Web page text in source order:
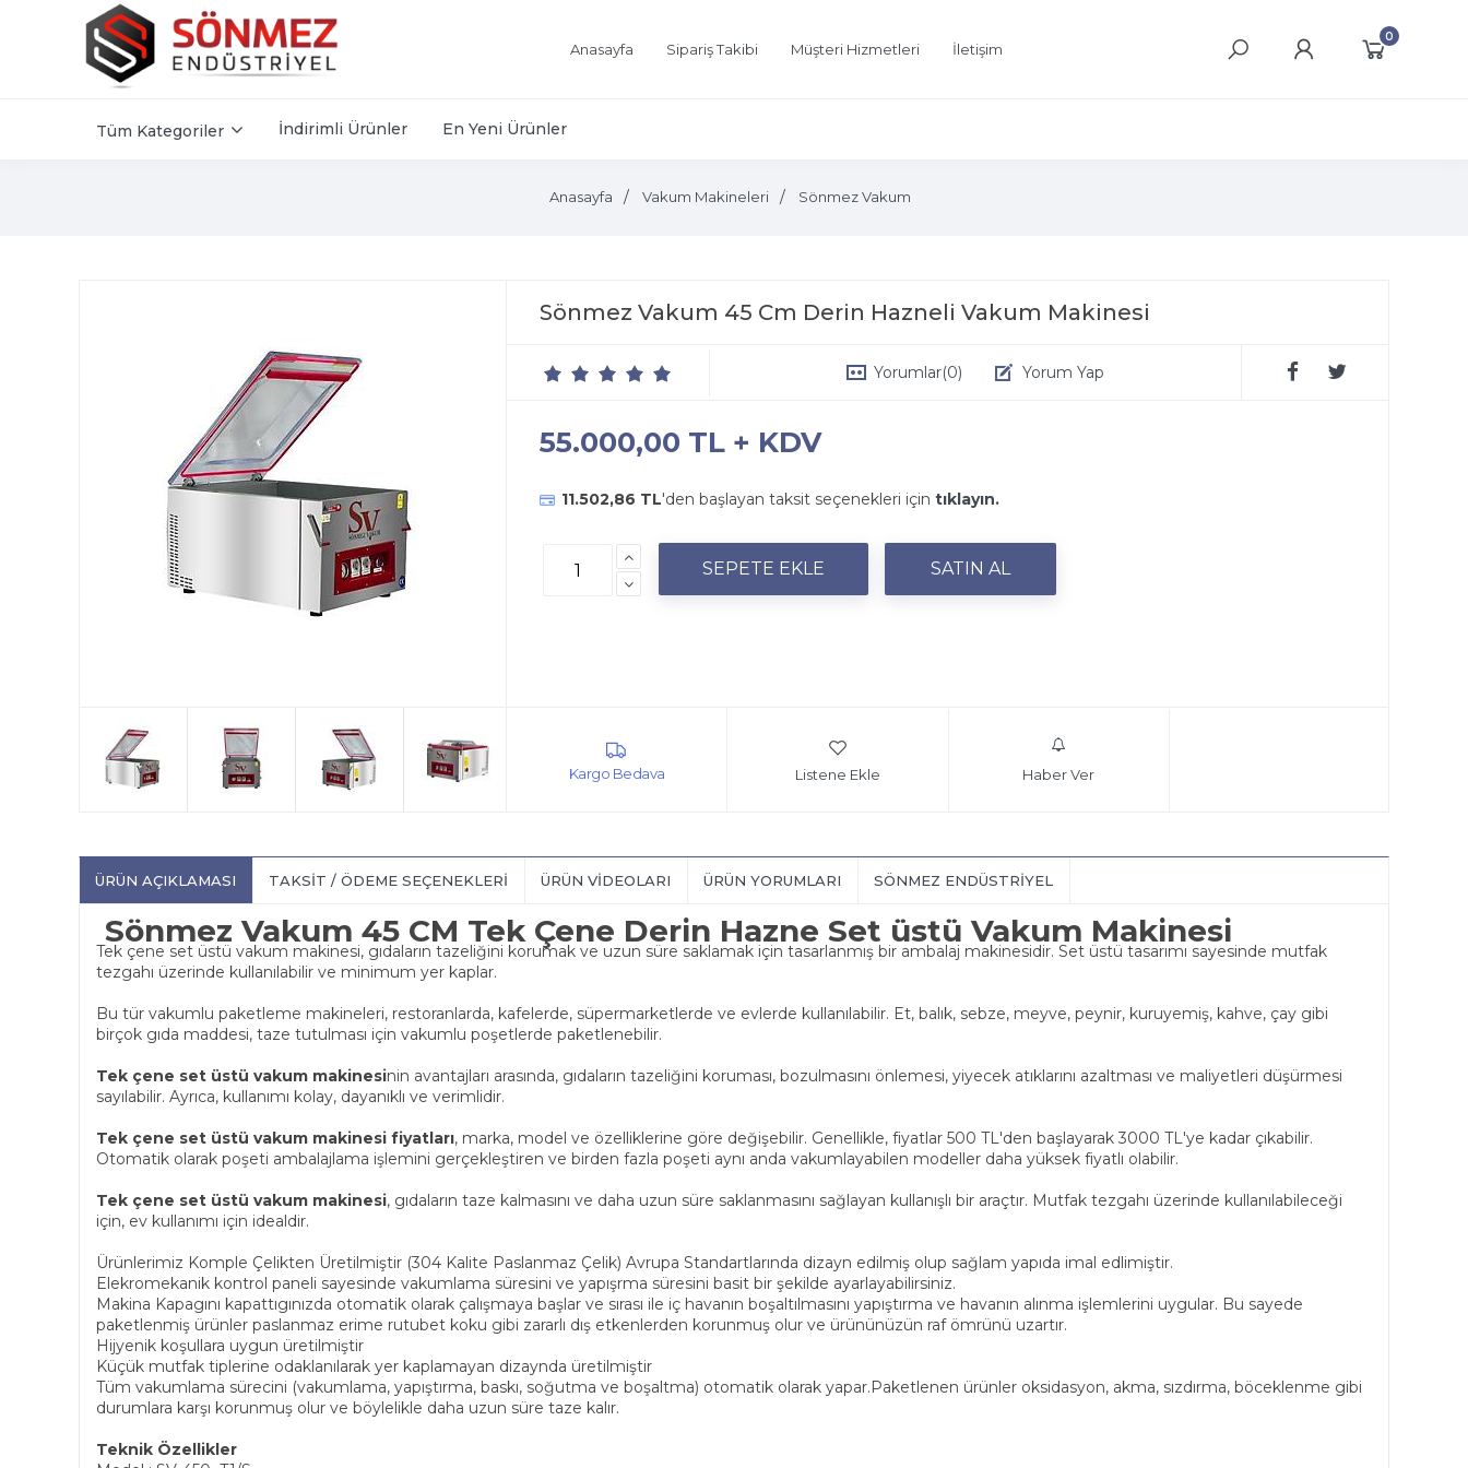
Anasayfa Sipariş Takibi Müşteri Hizmetleri İletişim
0
Tüm Kategoriler İndirimli Ürünler En Yeni Ürünler
Anasayfa Vakum Makineleri Sönmez Vakum
Sönmez Vakum 45 Cm Derin Hazneli Vakum Makinesi
Yorumlar(0) Yorum Yap
55.000,00 TL + KDV
11.502,86 TL'den başlayan taksit seçenekleri için tıklayın.
Listene Ekle Haber Ver
ÜRÜN AÇIKLAMASI TAKSIT / ÖDEME SEÇENEKLERI ÜRÜN VIDEOLARI ÜRÜN YORUMLARI SÖNMEZ ENDÜSTRIYEL
Sönmez Vakum 45 CM Tek Çene Derin Hazne Set üstü Vakum Makinesi
Tek çene set üstü vakum makinesi, gıdaların tazeliğini korumak ve uzun süre saklamak için tasarlanmış bir ambalaj makinesidir. Set üstü tasarımı sayesinde mutfak
tezgahı üzerinde kullanılabilir ve minimum yer kaplar.
Bu tür vakumlu paketleme makineleri, restoranlarda, kafelerde, süpermarketlerde ve evlerde kullanılabilir. Et, balık, sebze, meyve, peynir, kuruyemiş, kahve, çay gibi
birçok gıda maddesi, taze tutulması için vakumlu poşetlerde paketlenebilir.
Tek çene set üstü vakum makinesinin avantajları arasında, gıdaların tazeliğini koruması, bozulmasını önlemesi, yiyecek atıklarını azaltması ve maliyetleri düşürmesi
sayılabilir. Ayrıca, kullanımı kolay, dayanıklı ve verimlidir.
Tek çene set üstü vakum makinesi fiyatları, marka, model ve özelliklerine göre değişebilir. Genellikle, fiyatlar 500 TL'den başlayarak 3000 TL'ye kadar çıkabilir.
Otomatik olarak poşeti ambalajlama işlemini gerçekleştiren ve birden fazla poşeti aynı anda vakumlayabilen modeller daha yüksek fiyatlı olabilir.
Tek çene set üstü vakum makinesi, gıdaların taze kalmasını ve daha uzun süre saklanmasını sağlayan kullanışlı bir araçtır. Mutfak tezgahı üzerinde kullanılabileceği
için, ev kullanımı için idealdir.
Ürünlerimiz Komple Çelikten Üretilmiştir (304 Kalite Paslanmaz Çelik) Avrupa Standartlarında dizayn edilmiş olup sağlam yapıda imal edlimiştir.
Elekromekanik kontrol paneli sayesinde vakumlama süresini ve yapışrma süresini basit bir şekilde ayarlayabilirsiniz.
Makina Kapagını kapattıgınızda otomatik olarak çalışmaya başlar ve sırası ile iç havanın boşaltılmasını yapıştırma ve havanın alınma işlemlerini uygular. Bu sayede
paketlenmiş ürünler paslanmaz erime rutubet koku gibi zararlı dış etkenlerden korunmuş olur ve ürününüzün raf ömrünü uzartır.
Hijyenik koşullara uygun üretilmiştir
Küçük mutfak tiplerine odaklanılarak yer kaplamayan dizaynda üretilmiştir
Tüm vakumlama sürecini (vakumlama, yapıştırma, baskı, soğutma ve boşaltma) otomatik olarak yapar.Paketlenen ürünler oksidasyon, akma, sızdırma, böceklenme gibi
durumlara karşı korunmuş olur ve böylelikle daha uzun süre taze kalır.
Teknik Özellikler